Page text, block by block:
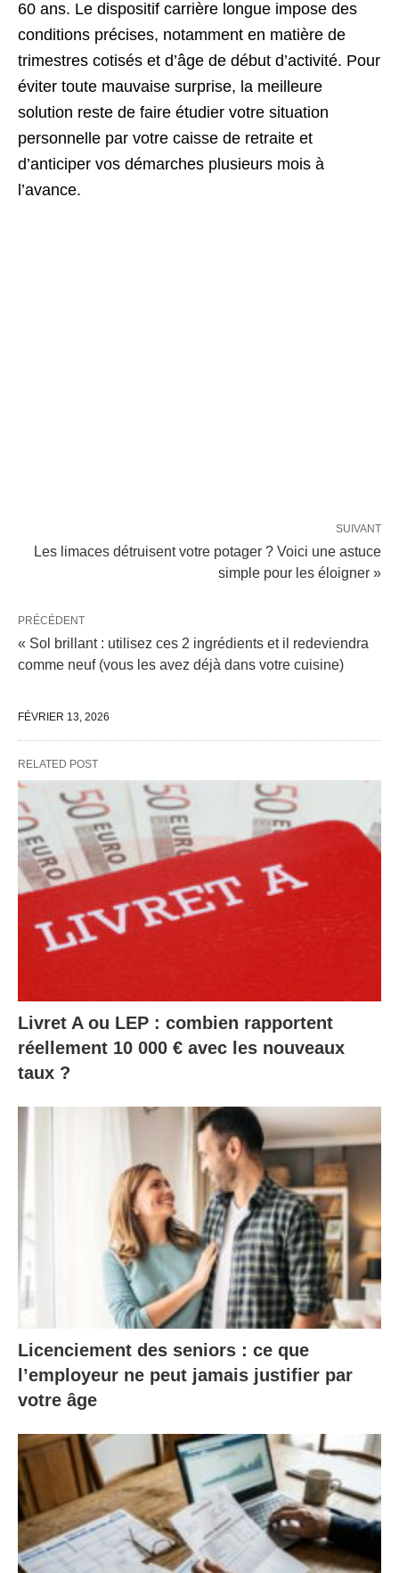
60 ans. Le dispositif carrière longue impose des
conditions précises, notamment en matière de
trimestres cotisés et d’âge de début d’activité. Pour
éviter toute mauvaise surprise, la meilleure
solution reste de faire étudier votre situation
personnelle par votre caisse de retraite et
d’anticiper vos démarches plusieurs mois à
l’avance.
SUIVANT
Les limaces détruisent votre potager ? Voici une astuce
simple pour les éloigner »
PRÉCÉDENT
« Sol brillant : utilisez ces 2 ingrédients et il redeviendra
comme neuf (vous les avez déjà dans votre cuisine)
FÉVRIER 13, 2026
RELATED POST
Livret A ou LEP : combien rapportent
réellement 10 000 € avec les nouveaux
taux ?
Licenciement des seniors : ce que
l’employeur ne peut jamais justifier par
votre âge